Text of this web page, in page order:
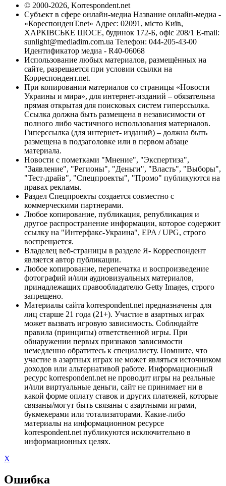
© 2000-2026, Korrespondent.net
Субъект в сфере онлайн-медиа Название онлайн-медиа -
«КореспонденТ.net» Адрес: 02091, місто Київ,
ХАРКІВСЬКЕ ШОСЕ, будинок 172-Б, офіс 208/1 E-mail:
sunlight@mediadim.com.ua Телефон: 044-205-43-00
Идентификатор медиа - R40-06068
Использование любых материалов, размещённых на
сайте, разрешается при условии ссылки на
Корреспондент.net.
При копировании материалов со страницы «Новости
Украины и мира», для интернет-изданий – обязательна
прямая открытая для поисковых систем гиперссылка.
Ссылка должна быть размещена в независимости от
полного либо частичного использования материалов.
Гиперссылка (для интернет- изданий) – должна быть
размещена в подзаголовке или в первом абзаце
материала.
Новости с пометками "Мнение", "Экспертиза",
"Заявление", "Регионы", "Деньги", "Власть", "Выборы",
"Тест-драйв", "Спецпроекты", "Промо" публикуются на
правах рекламы.
Раздел Спецпроекты создается совместно с
коммерческими партнерами.
Любое копирование, публикация, републикация и
другое распространение информации, которое содержит
ссылку на "Интерфакс-Украина", EPA / UPG, строго
воспрещается.
Владелец веб-страницы в разделе Я- Корреспондент
является автор публикации.
Любое копирование, перепечатка и воспроизведение
фотографий и/или аудиовизуальных материалов,
принадлежащих правообладателю Getty Images, строго
запрещено.
Материалы сайта korrespondent.net предназначены для
лиц старше 21 года (21+). Участие в азартных играх
может вызвать игровую зависимость. Соблюдайте
правила (принципы) ответственной игры. При
обнаружении первых признаков зависимости
немедленно обратитесь к специалисту. Помните, что
участие в азартных играх не может являться источником
доходов или альтернативой работе. Информационный
ресурс korrespondent.net не проводит игры на реальные
и/или виртуальные деньги, сайт не принимает ни в
какой форме оплату ставок и других платежей, которые
связаны/могут быть связаны с азартными играми,
букмекерами или тотализаторами. Какие-либо
материалы на информационном ресурсе
korrespondent.net публикуются исключительно в
информационных целях.
X
Ошибка